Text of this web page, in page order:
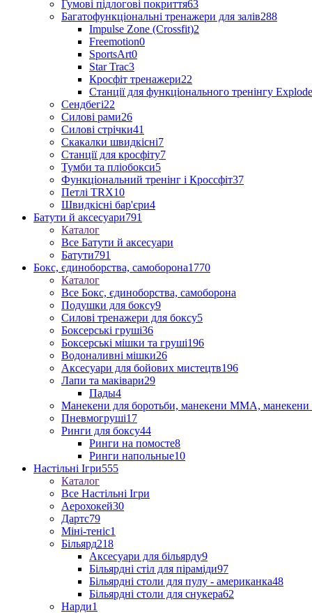
Гумові підлогові покриття63
Багатофункціональні тренажери для залів288
Impulse Zone (Crossfit)2
Freemotion0
SportsArt0
Star Trac3
Кросфіт тренажери22
Станції для функціонального тренінгу Explode
Сендбегі22
Силові рами26
Силові стрічки41
Скакалки швидкісні7
Станції для кросфіту7
Тумби та пліобокси5
Функціональний тренінг і Кроссфіт37
Петлі TRX10
Швидкісні бар'єри4
Батути й аксесуари791
Каталог
Все Батути й аксесуари
Батути791
Бокс, єдиноборства, самоборона1770
Каталог
Все Бокс, єдиноборства, самоборона
Подушки для боксу9
Силові тренажери для боксу5
Боксерські груші36
Боксерські мішки та груші196
Водоналивні мішки26
Аксесуари для бойових мистецтв196
Лапи та маківари29
Пады4
Манекени для боротьби, манекени ММА, манекени
Пневмогруші17
Ринги для боксу44
Ринги на помосте8
Ринги напольные10
Настільні Ігри555
Каталог
Все Настільні Ігри
Аерохокей30
Дартс79
Міні-теніс1
Більярд218
Аксесуари для більярду9
Більярдні стіл для піраміди97
Більярдні столи для пулу - американка48
Більярдні столи для снукера62
Нарди1